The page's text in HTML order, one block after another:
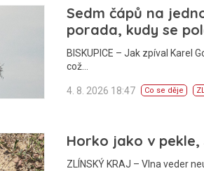
Sedm čápů na
porada, kudy se
BISKUPICE – Jak zpíval Karel
což…
4. 8. 2026 18:47 Co se děje
Horko jako v pekle,
ZLÍNSKÝ KRAJ – Vlna veder